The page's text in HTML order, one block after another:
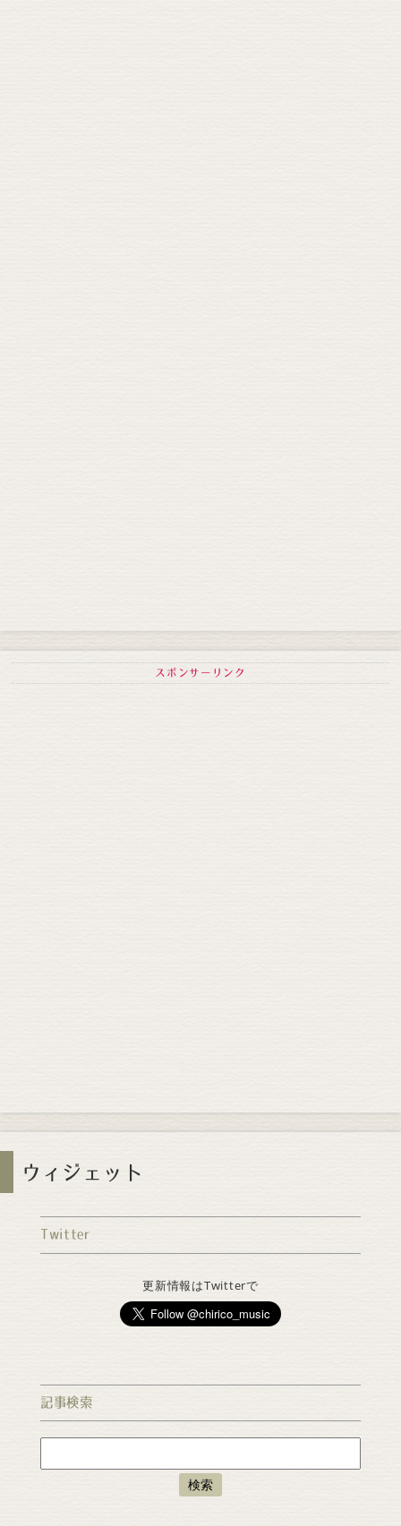
スポンサーリンク
ウィジェット
Twitter
更新情報はTwitterで
記事検索